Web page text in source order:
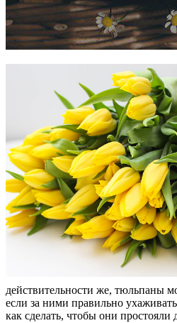
действительности же, тюльпаны
если за ними правильно
как сделать, чтобы они простояли